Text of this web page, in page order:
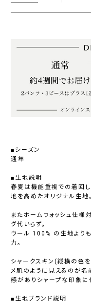
■シーズン
通年
■生地説明
春夏は機能重視での着回し
地を高めたオリジナル生地。
またホームウォッシュ仕様
グ代いらず。
ウール 100% の生地より
力。
シャークスキン(縦横の色
メ肌のように見えるのが名
感がありシャープな印象に
■生地ブランド説明